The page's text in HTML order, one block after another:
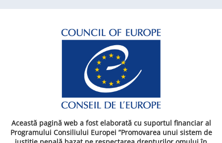
Această pagină web a fost elaborată cu suportul financiar al
Programului Consiliului Europei ”Promovarea unui sistem de